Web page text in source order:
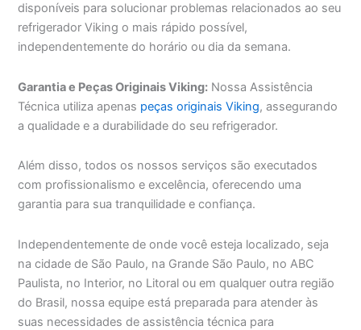
disponíveis para solucionar problemas relacionados ao seu
refrigerador Viking o mais rápido possível,
independentemente do horário ou dia da semana.
Garantia e Peças Originais Viking: Nossa Assistência
Técnica utiliza apenas peças originais Viking, assegurando
a qualidade e a durabilidade do seu refrigerador.
Além disso, todos os nossos serviços são executados
com profissionalismo e excelência, oferecendo uma
garantia para sua tranquilidade e confiança.
Independentemente de onde você esteja localizado, seja
na cidade de São Paulo, na Grande São Paulo, no ABC
Paulista, no Interior, no Litoral ou em qualquer outra região
do Brasil, nossa equipe está preparada para atender às
suas necessidades de assistência técnica para